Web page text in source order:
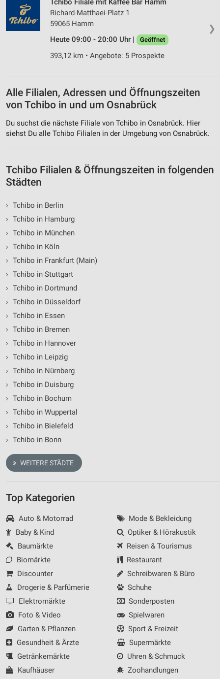
❯
Tchibo Filiale mit Kaffee Bar Hamm
Richard-Matthaei-Platz 1
59065 Hamm
Heute 09:00 - 20:00 Uhr |
Geöffnet
393,12 km • Angebote: 5 Prospekte
Alle Filialen, Adressen und Öffnungszeiten
von Tchibo in und um Osnabrück
Du suchst die nächste Filiale von Tchibo in Osnabrück. Hier
siehst Du alle Tchibo Filialen in der Umgebung von Osnabrück.
Tchibo Filialen & Öffnungszeiten in folgenden
Städten
› Tchibo in Berlin
› Tchibo in Hamburg
› Tchibo in München
› Tchibo in Köln
› Tchibo in Frankfurt (Main)
› Tchibo in Stuttgart
› Tchibo in Dortmund
› Tchibo in Düsseldorf
› Tchibo in Essen
› Tchibo in Bremen
› Tchibo in Hannover
› Tchibo in Leipzig
› Tchibo in Nürnberg
› Tchibo in Duisburg
› Tchibo in Bochum
› Tchibo in Wuppertal
› Tchibo in Bielefeld
› Tchibo in Bonn
WEITERE STÄDTE
Top Kategorien
Auto & Motorrad
Baby & Kind
Baumärkte
Biomärkte
Discounter
Drogerie & Parfümerie
Elektromärkte
Foto & Video
Garten & Pflanzen
Gesundheit & Ärzte
Getränkemärkte
Kaufhäuser
Mode & Bekleidung
Optiker & Hörakustik
Reisen & Tourismus
Restaurant
Schreibwaren & Büro
Schuhe
Sonderposten
Spielwaren
Sport & Freizeit
Supermärkte
Uhren & Schmuck
Zoohandlungen
Werbung